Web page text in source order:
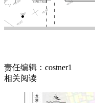
责任编辑：costner1
相关阅读